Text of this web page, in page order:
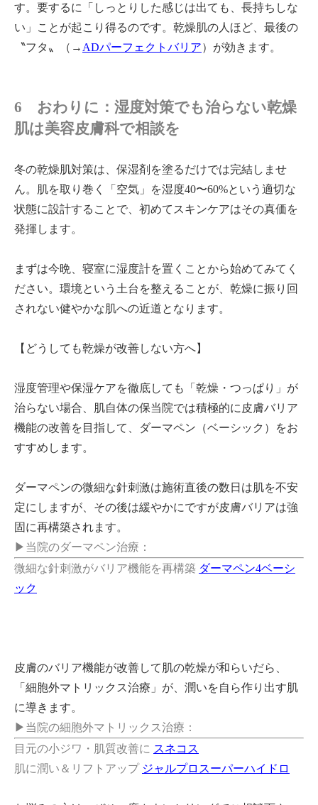
す。要するに「しっとりした感じは出ても、長持ちしな
い」ことが起こり得るのです。乾燥肌の人ほど、最後の
〝フタ〟（→ ADパーフェクトバリア）が効きます。
6 おわりに：湿度対策でも治らない乾燥
肌は美容皮膚科で相談を
冬の乾燥肌対策は、保湿剤を塗るだけでは完結しませ
ん。肌を取り巻く「空気」を湿度40〜60%という適切な
状態に設計することで、初めてスキンケアはその真価を
発揮します。
まずは今晩、寝室に湿度計を置くことから始めてみてく
ださい。環境という土台を整えることが、乾燥に振り回
されない健やかな肌への近道となります。
【どうしても乾燥が改善しない方へ】
湿度管理や保湿ケアを徹底しても「乾燥・つっぱり」が
治らない場合、肌自体の保当院では積極的に皮膚バリア
機能の改善を目指して、ダーマペン（ベーシック）をお
すすめします。
ダーマペンの微細な針刺激は施術直後の数日は肌を不安
定にしますが、その後は緩やかにですが皮膚バリアは強
固に再構築されます。
▶当院のダーマペン治療：
微細な針刺激がバリア機能を再構築 ダーマペン4ベーシ
ック
皮膚のバリア機能が改善して肌の乾燥が和らいだら、
「細胞外マトリックス治療」が、潤いを自ら作り出す肌
に導きます。
▶当院の細胞外マトリックス治療：
目元の小ジワ・肌質改善に スネコス
肌に潤い＆リフトアップ ジャルプロスーパーハイドロ